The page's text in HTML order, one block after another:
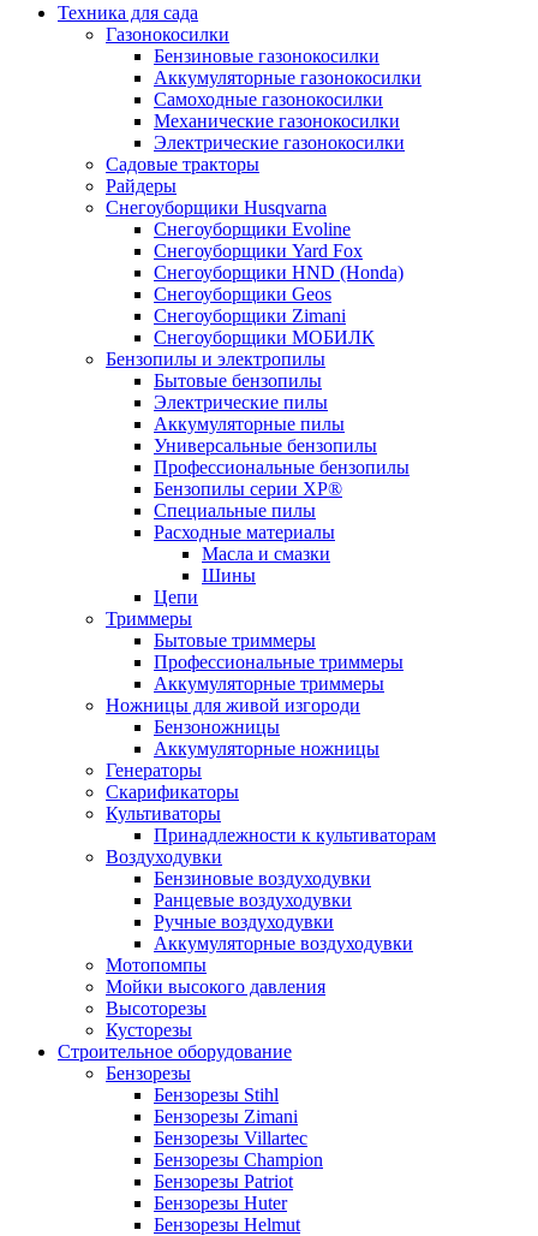
Техника для сада
Газонокосилки
Бензиновые газонокосилки
Аккумуляторные газонокосилки
Самоходные газонокосилки
Механические газонокосилки
Электрические газонокосилки
Садовые тракторы
Райдеры
Снегоуборщики Husqvarna
Снегоуборщики Evoline
Снегоуборщики Yard Fox
Снегоуборщики HND (Honda)
Снегоуборщики Geos
Снегоуборщики Zimani
Снегоуборщики МОБИЛК
Бензопилы и электропилы
Бытовые бензопилы
Электрические пилы
Аккумуляторные пилы
Универсальные бензопилы
Профессиональные бензопилы
Бензопилы серии XP®
Специальные пилы
Расходные материалы
Масла и смазки
Шины
Цепи
Триммеры
Бытовые триммеры
Профессиональные триммеры
Аккумуляторные триммеры
Ножницы для живой изгороди
Бензоножницы
Аккумуляторные ножницы
Генераторы
Скарификаторы
Культиваторы
Принадлежности к культиваторам
Воздуходувки
Бензиновые воздуходувки
Ранцевые воздуходувки
Ручные воздуходувки
Аккумуляторные воздуходувки
Мотопомпы
Мойки высокого давления
Высоторезы
Кусторезы
Строительное оборудование
Бензорезы
Бензорезы Stihl
Бензорезы Zimani
Бензорезы Villartec
Бензорезы Champion
Бензорезы Patriot
Бензорезы Huter
Бензорезы Helmut